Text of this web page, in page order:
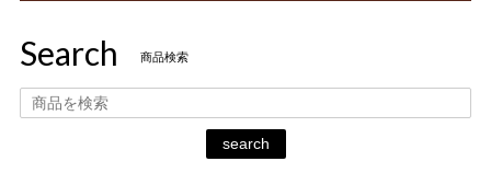
Search 商品検索
search